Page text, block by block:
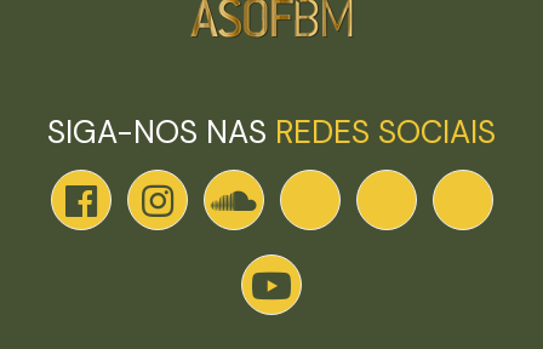
SIGA-NOS NAS REDES SOCIAIS